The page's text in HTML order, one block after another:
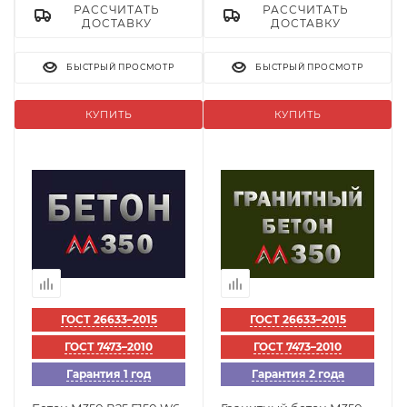
КУПИТЬ
РАССЧИТАТЬ
ДОСТАВКУ
БЫСТРЫЙ ПРОСМОТР
КУПИТЬ
РАССЧИТАТЬ
ДОСТАВКУ
БЫСТРЫЙ ПРОСМОТР
ГОСТ 26633–2015
ГОСТ 7473–2010
Гарантия 1 год
ГОСТ 26633–2015
ГОСТ 7473–2010
Гарантия 2 года